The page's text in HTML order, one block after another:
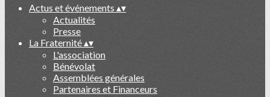
Actus et événements ▴▾
Actualités
Presse
La Fraternité▴▾
L'association
Bénévolat
Assemblées générales
Partenaires et Financeurs